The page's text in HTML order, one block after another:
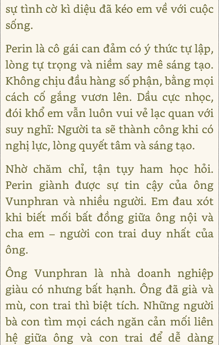
sự tình cờ kì diệu đã kéo em về với cuộc
sống.
Perin là cô gái can đảm có ý thức tự lập,
lòng tự trọng và niềm say mê sáng tạo.
Không chịu đầu hàng số phận, bằng mọi
cách cố gắng vươn lên. Dầu cực nhọc,
đói khổ em vẫn luôn vui vẻ lạc quan với
suy nghĩ: Người ta sẽ thành công khi có
nghị lực, lòng quyết tâm và sáng tạo.
Nhờ chăm chỉ, tận tụy ham học hỏi.
Perin giành được sự tin cậy của ông
Vunphran và nhiều người. Em đau xót
khi biết mối bất đồng giữa ông nội và
cha em – người con trai duy nhất của
ông.
Ông Vunphran là nhà doanh nghiệp
giàu có nhưng bất hạnh. Ông đã già và
mù, con trai thì biệt tích. Những người
bà con tìm mọi cách ngăn cản mối liên
hệ giữa ông và con trai để dễ dàng